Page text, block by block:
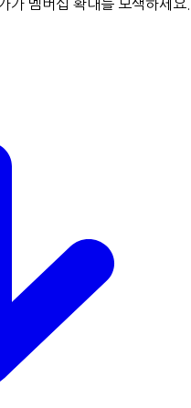
가 멤버십 확대를 모색하세요.